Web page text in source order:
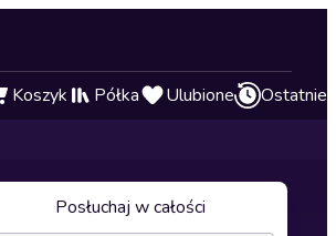
Koszyk Półka Ulubione Ostatnie
Posłuchaj w całości